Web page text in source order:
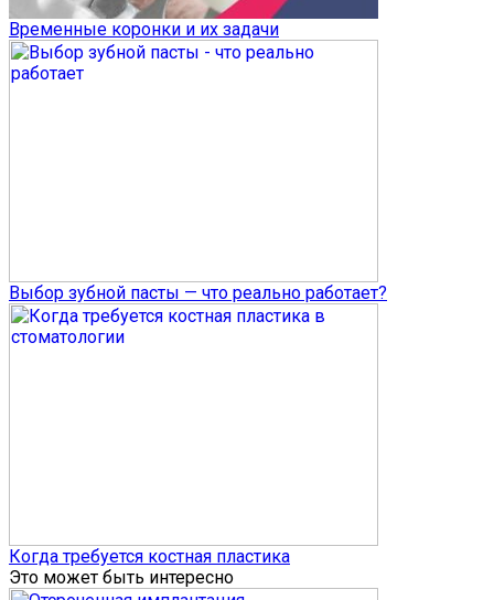
Временные коронки и их задачи
Выбор зубной пасты — что реально работает?
Когда требуется костная пластика
Это может быть интересно